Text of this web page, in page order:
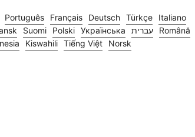
Português Français Deutsch Türkçe
Italiano
Suomi Polski Українська עברית
Română
Kiswahili Tiếng Việt Norsk